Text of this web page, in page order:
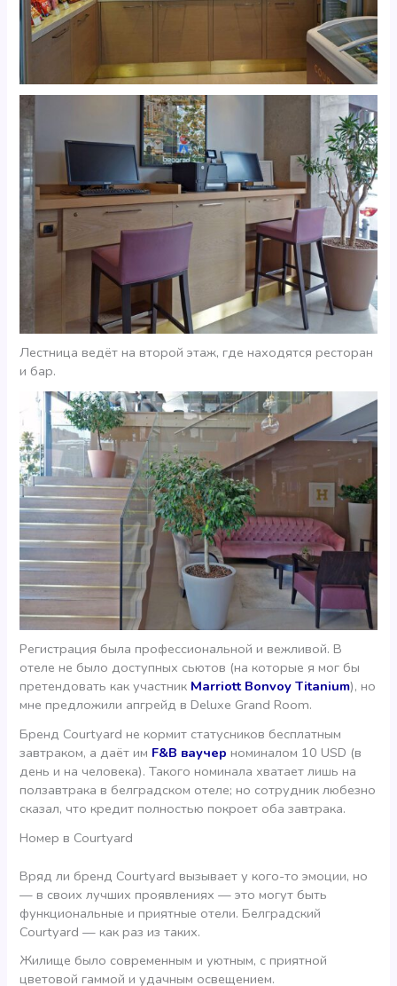
Лестница ведёт на второй этаж, где находятся ресторан
и бар.
Регистрация была профессиональной и вежливой. В
отеле не было доступных сьютов (на которые я мог бы
претендовать как участник Marriott Bonvoy Titanium), но
мне предложили апгрейд в Deluxe Grand Room.
Бренд Courtyard не кормит статусников бесплатным
завтраком, а даёт им F&B ваучер номиналом 10 USD (в
день и на человека). Такого номинала хватает лишь на
ползавтрака в белградском отеле; но сотрудник любезно
сказал, что кредит полностью покроет оба завтрака.
Номер в Courtyard
Вряд ли бренд Courtyard вызывает у кого-то эмоции, но
— в своих лучших проявлениях — это могут быть
функциональные и приятные отели. Белградский
Courtyard — как раз из таких.
Жилище было современным и уютным, с приятной
цветовой гаммой и удачным освещением.